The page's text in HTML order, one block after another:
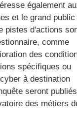
également
et le grand public
pistes d'actions
comme
des
spécifiques ou
à destination
seront publiés
des métiers